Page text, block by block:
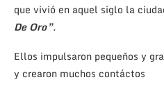
que vivió en aquel siglo la
De Oro”.
Ellos impulsaron pequeños y
y crearon muchos contáctos